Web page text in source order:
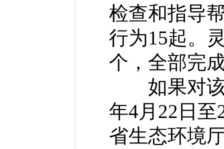
检查和指导
行为15起。
个，全部完
如果对该
年4月22日
省生态环境